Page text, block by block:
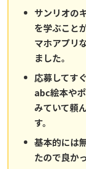
サンリオの
を学ぶこと
マホアプリ
ました。
応募してす
abc絵本や
みていて頼
す。
基本的には
たので良か